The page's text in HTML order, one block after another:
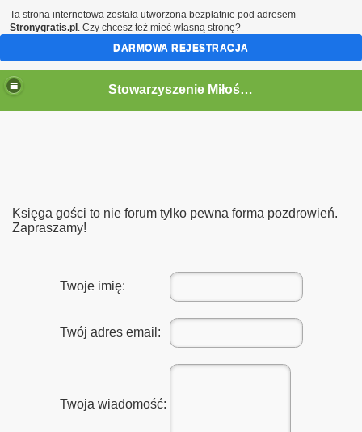
Stowarzyszenie Miłośników Kolei w Jaworzynie Śląskiej.
Księga gości to nie forum tylko pewna forma pozdrowień.
Zapraszamy!
Twoje imię:
Twój adres email:
Twoja wiadomość:
13-14.09.2014r
2014r. „
"Historia i Współczesność"
dawnej magistrali kolejowej Berlin - Wrocław w
Ta strona internetowa została utworzona bezpłatnie pod adresem
Stronygratis.pl . Czy chcesz też mieć własną stronę?
DARMOWA REJESTRACJA